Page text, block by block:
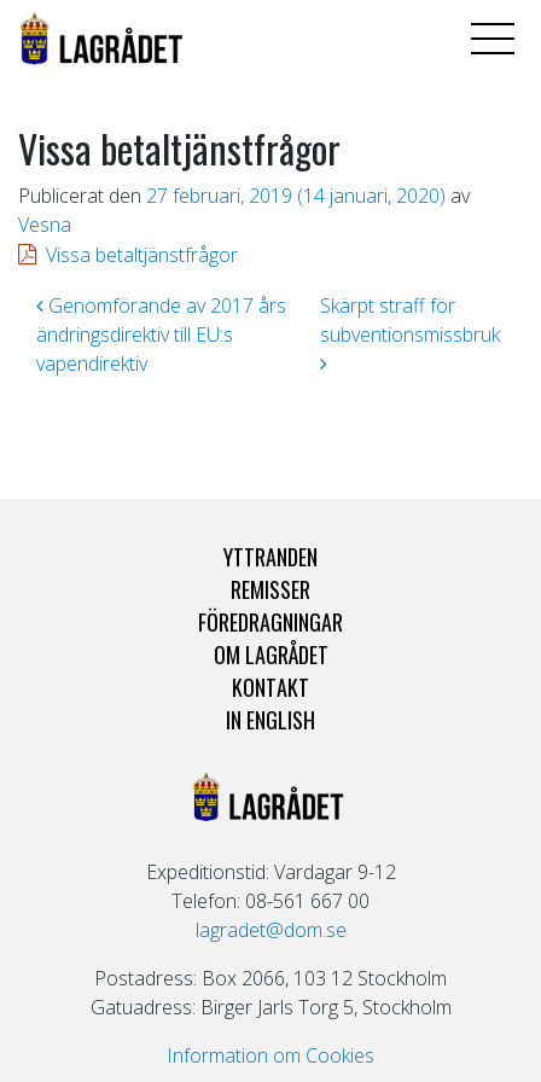
Vissa betaltjänstfrågor
Publicerat den 27 februari, 2019 (14 januari, 2020) av
Vesna
Vissa betaltjänstfrågor
Inläggsnavigering
Genomförande av 2017 års
ändringsdirektiv till EU:s
vapendirektiv
Skärpt straff för
subventionsmissbruk
YTTRANDEN
REMISSER
FÖREDRAGNINGAR
OM LAGRÅDET
KONTAKT
IN ENGLISH
Expeditionstid: Vardagar 9-12
Telefon: 08-561 667 00
lagradet@dom.se
Postadress: Box 2066, 103 12 Stockholm
Gatuadress: Birger Jarls Torg 5, Stockholm
Information om Cookies